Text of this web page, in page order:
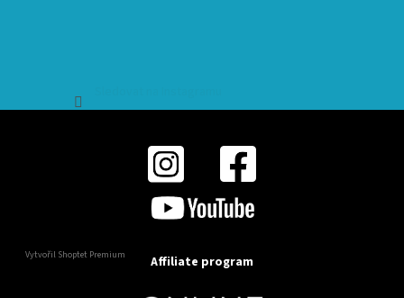
Vytvořil Shoptet Premium Affiliate program